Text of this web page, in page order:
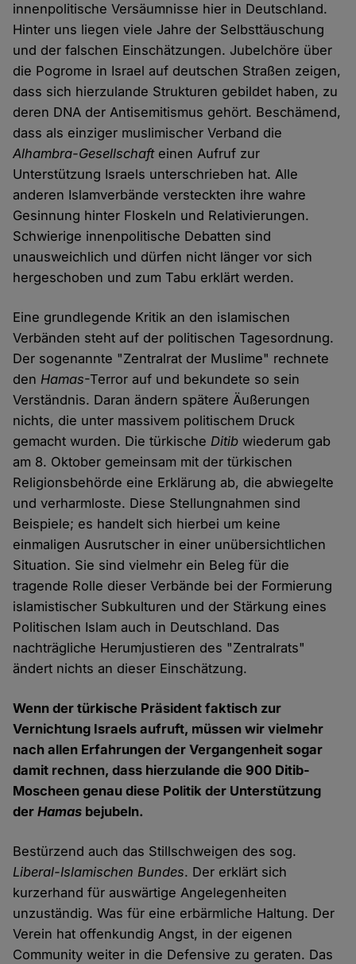
innenpolitische Versäumnisse hier in Deutschland.
Hinter uns liegen viele Jahre der Selbsttäuschung
und der falschen Einschätzungen. Jubelchöre über
die Pogrome in Israel auf deutschen Straßen zeigen,
dass sich hierzulande Strukturen gebildet haben, zu
deren DNA der Antisemitismus gehört. Beschämend,
dass als einziger muslimischer Verband die
Alhambra-Gesellschafteinen Aufruf zur
Unterstützung Israels unterschrieben hat. Alle
anderen Islamverbände versteckten ihre wahre
Gesinnung hinter Floskeln und Relativierungen.
Schwierige innenpolitische Debatten sind
unausweichlich und dürfen nicht länger vor sich
hergeschoben und zum Tabu erklärt werden.
Eine grundlegende Kritik an den islamischen
Verbänden steht auf der politischen Tagesordnung.
Der sogenannte "Zentralrat der Muslime" rechnete
denHamas-Terror auf und bekundete so sein
Verständnis. Daran ändern spätere Äußerungen
nichts, die unter massivem politischem Druck
gemacht wurden. Die türkischeDitib wiederum gab
am 8. Oktober gemeinsam mit der türkischen
Religionsbehörde eine Erklärung ab, die abwiegelte
und verharmloste. Diese Stellungnahmen sind
Beispiele; es handelt sich hierbei um keine
einmaligen Ausrutscher in einer unübersichtlichen
Situation. Sie sind vielmehr ein Beleg für die
tragende Rolle dieser Verbände bei der Formierung
islamistischer Subkulturen und der Stärkung eines
Politischen Islam auch in Deutschland. Das
nachträgliche Herumjustieren des "Zentralrats"
ändert nichts an dieser Einschätzung.
Wenn der türkische Präsident faktisch zur
Vernichtung Israels aufruft, müssen wir vielmehr
nach allen Erfahrungen der Vergangenheit sogar
damit rechnen, dass hierzulande die 900 Ditib-
Moscheen genau diese Politik der Unterstützung
derHamas bejubeln.
Bestürzend auch das Stillschweigen des sog.
Liberal-Islamischen Bundes. Der erklärt sich
kurzerhand für auswärtige Angelegenheiten
unzuständig. Was für eine erbärmliche Haltung. Der
Verein hat offenkundig Angst, in der eigenen
Community weiter in die Defensive zu geraten. Das